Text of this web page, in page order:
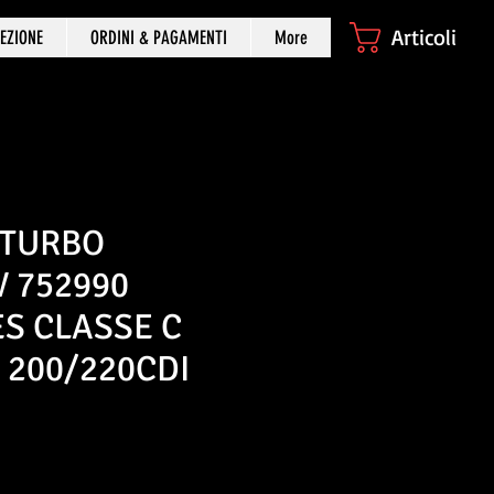
ORDINI & PAGAMENTI More Articoli
752990
CLASSE C
200/220CDI